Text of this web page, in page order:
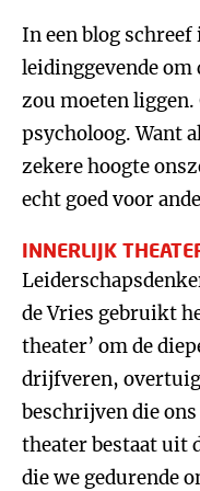
In een blog schreef
leidinggevende om
zou moeten liggen.
psycholoog. Want
zekere hoogte
echt goed voor
INNERLIJK
de Vries gebruikt
theater’ om de
drijfveren,
beschrijven die
theater bestaat uit
die we gedurende